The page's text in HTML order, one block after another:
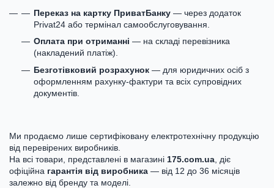
Переказ на картку ПриватБанку — через додаток
Privat24 або термінал самообслуговування.
Оплата при отриманні — на складі перевізника
(накладений платіж).
Безготівковий розрахунок — для юридичних осіб з
оформленням рахунку-фактури та всіх супровідних
документів.
Ми продаємо лише сертифіковану електротехнічну продукцію
від перевірених виробників.
На всі товари, представлені в магазині 175.com.ua , діє
офіційна гарантія від виробника — від 12 до 36 місяців
залежно від бренду та моделі.